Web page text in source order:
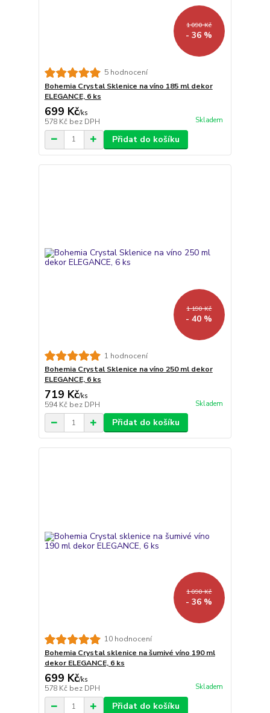
1 090 Kč
- 36 %
5 hodnocení
Bohemia Crystal Sklenice na víno 185 ml dekor
ELEGANCE, 6 ks
699 Kč/ks
578 Kč bez DPH Skladem
Přidat do košíku
1 190 Kč
- 40 %
1 hodnocení
Bohemia Crystal Sklenice na víno 250 ml dekor
ELEGANCE, 6 ks
719 Kč/ks
594 Kč bez DPH Skladem
Přidat do košíku
1 090 Kč
- 36 %
10 hodnocení
Bohemia Crystal sklenice na šumivé víno 190 ml
dekor ELEGANCE, 6 ks
699 Kč/ks
578 Kč bez DPH Skladem
Přidat do košíku